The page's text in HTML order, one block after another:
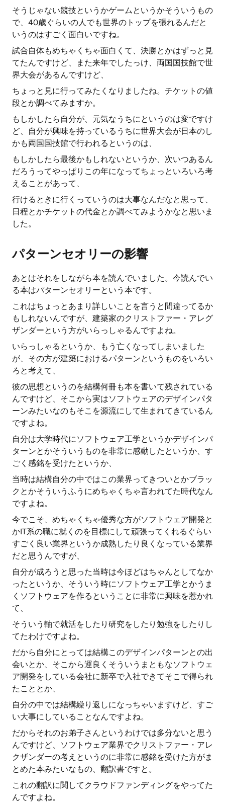
そうじゃない競技というかゲームというかそういうもの
で、40歳ぐらいの人でも世界のトップを張れるんだと
いうのはすごく面白いですね。
試合自体もめちゃくちゃ面白くて、決勝とかはずっと見
てたんですけど、また来年でしたっけ、両国国技館で世
界大会があるんですけど、
ちょっと見に行ってみたくなりましたね。チケットの値
段とか調べてみますか。
もしかしたら自分が、元気なうちにというのは変ですけ
ど、自分が興味を持っているうちに世界大会が日本のし
かも両国国技館で行われるというのは、
もしかしたら最後かもしれないというか、次いつあるん
だろうってやっぱりこの年になってちょっといろいろ考
えることがあって、
行けるときに行くっていうのは大事なんだなと思って、
日程とかチケットの代金とか調べてみようかなと思いま
した。
パターンセオリーの影響
あとはそれをしながら本を読んでいました。今読んでい
る本はパターンセオリーという本です。
これはちょっとあまり詳しいことを言うと間違ってるか
もしれないんですが、建築家のクリストファー・アレグ
ザンダーという方がいらっしゃるんですよね。
いらっしゃるというか、もう亡くなってしまいました
が、その方が建築におけるパターンというものをいろい
ろと考えて、
彼の思想というのを結構何冊も本を書いて残されている
んですけど、そこから実はソフトウェアのデザインパタ
ーンみたいなのもそこを源流にして生まれてきているん
ですよね。
自分は大学時代にソフトウェア工学というかデザインパ
ターンとかそういうものを非常に感動したというか、す
ごく感銘を受けたというか、
当時は結構自分の中ではこの業界ってきついとかブラッ
クとかそういうふうにめちゃくちゃ言われてた時代なん
ですよね。
今でこそ、めちゃくちゃ優秀な方がソフトウェア開発と
かIT系の職に就くのを目標にして頑張ってくれるぐらい
すごく良い業界というか成熟したり良くなっている業界
だと思うんですが、
自分が成ろうと思った当時は今ほどはちゃんとしてなか
ったというか、そういう時にソフトウェア工学とかうま
くソフトウェアを作るということに非常に興味を惹かれ
て、
そういう軸で就活をしたり研究をしたり勉強をしたりし
てたわけですよね。
だから自分にとっては結構このデザインパターンとの出
会いとか、そこから運良くそういうまともなソフトウェ
ア開発をしている会社に新卒で入社できてそこで得られ
たこととか、
自分の中では結構繰り返しになっちゃいますけど、すご
い大事にしていることなんですよね。
だからそれのお弟子さんというわけでは多分ないと思う
んですけど、ソフトウェア業界でクリストファー・アレ
クザンダーの考えというのに非常に感銘を受けた方がま
とめた本みたいなもの、翻訳書ですと。
これの翻訳に関してクラウドファンディングをやってた
んですよね。